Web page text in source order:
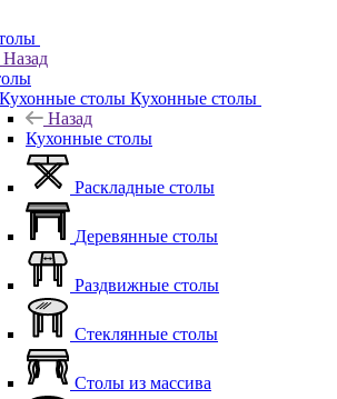
Назад
Кухонные столы
Назад
Кухонные столы
Раскладные столы
Деревянные столы
Раздвижные столы
Стеклянные столы
Столы из массива